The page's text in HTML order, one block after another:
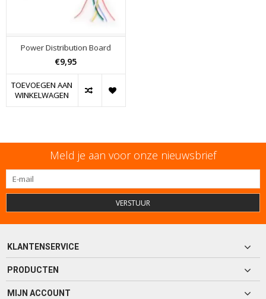
Power Distribution Board
€9,95
TOEVOEGEN AAN
WINKELWAGEN
Meld je aan voor onze nieuwsbrief
VERSTUUR
KLANTENSERVICE
PRODUCTEN
MIJN ACCOUNT